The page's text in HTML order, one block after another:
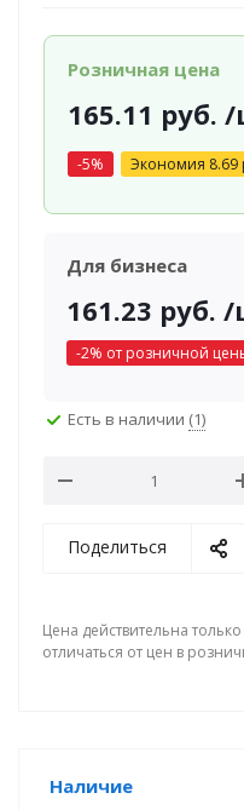
Розничная цена
165.11 руб. /
-5% Экономия 8.69
Для бизнеса
161.23 руб. /
-2% от розничной
Есть в наличии (1)
Поделиться
Цена действительна
отличаться от цен в
Наличие